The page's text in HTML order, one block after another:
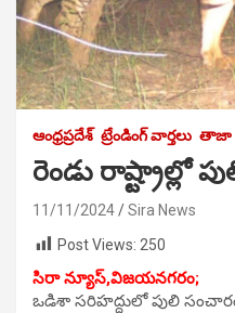
ఆంధ్రప్రదేశ్ ట్రేండింగ్ వార్తలు తాజా
రెండు రాష్ట్రాల్లో
11/11/2024
Sira News
Post Views: 250
సిరా న్యూస్,విజయనగరం;
ఒడిశా సరిహద్దులో పులి